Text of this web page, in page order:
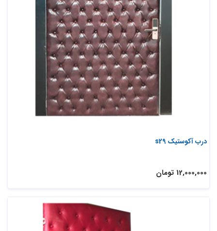
درب آکوستیک s29
12,000,000 تومان